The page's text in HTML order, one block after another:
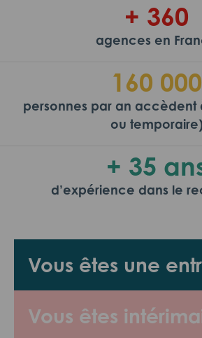
Vous êtes une
Vous êtes
+ 360
agences en
160 000
personnes par an accèdent
ou temporaire)
+ 35
d’expérience dans le